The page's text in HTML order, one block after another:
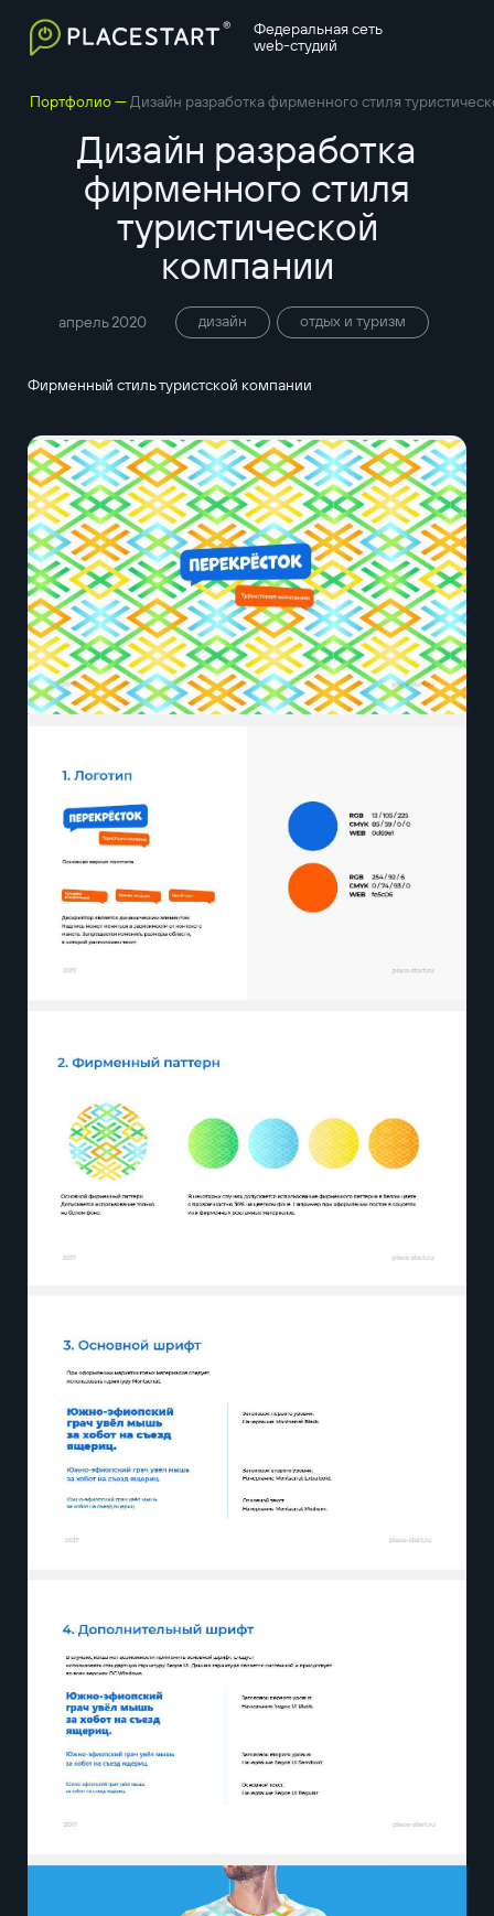
Федеральная сеть
web-студий
Портфолио—Дизайн разработка фирменного стиля
Дизайн разработка
фирменного стиля
туристической
компании
апрель 2020 дизайн отдых и туризм
Фирменный стиль туристской компании